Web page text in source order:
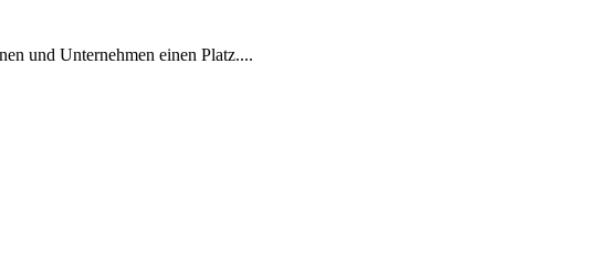
und Unternehmen einen Platz....